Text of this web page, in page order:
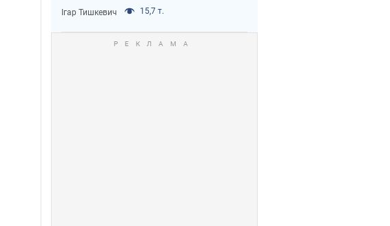
Ігар Тишкевич 15,7 т.